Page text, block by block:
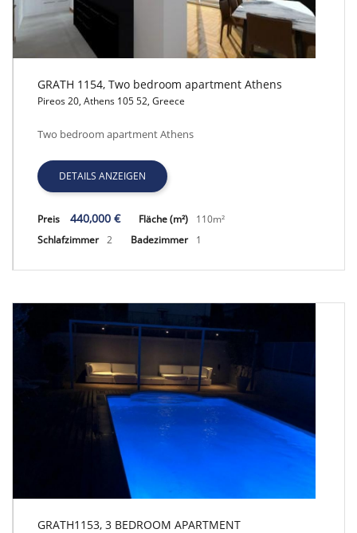
GRATH 1154, Two bedroom apartment Athens
GRATH 1154, Two bedroom apartment Athens
Pireos 20, Athens 105 52, Greece
Two bedroom apartment Athens
DETAILS ANZEIGEN
Preis 440,000 € Fläche (m²)
110m²
Schlafzimmer 2 Badezimmer 1
GRATH1153, 3 BEDROOM APARTMENT